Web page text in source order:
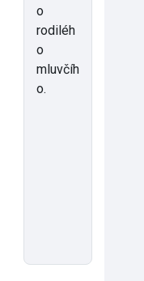
o
rodiléh
o
mluvčíh
o.